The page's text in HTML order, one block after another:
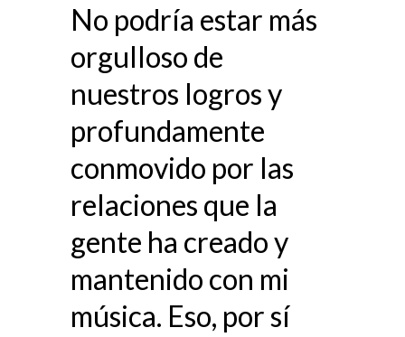
No podría estar más
orgulloso de
nuestros logros y
profundamente
conmovido por las
relaciones que la
gente ha creado y
mantenido con mi
música. Eso, por sí